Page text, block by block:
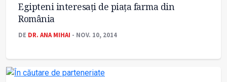
Egipteni interesaţi de piaţa farma din
România
DE DR. ANA MIHAI - NOV. 10, 2014